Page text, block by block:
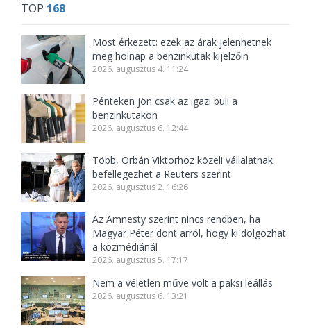
TOP 168
Most érkezett: ezek az árak jelenhetnek
meg holnap a benzinkutak kijelzőin
2026. augusztus 4. 11:24
Pénteken jön csak az igazi buli a
benzinkutakon
2026. augusztus 6. 12:44
Több, Orbán Viktorhoz közeli vállalatnak
befellegezhet a Reuters szerint
2026. augusztus 2. 16:26
Az Amnesty szerint nincs rendben, ha
Magyar Péter dönt arról, hogy ki dolgozhat
a közmédiánál
2026. augusztus 5. 17:17
Nem a véletlen műve volt a paksi leállás
2026. augusztus 6. 13:21